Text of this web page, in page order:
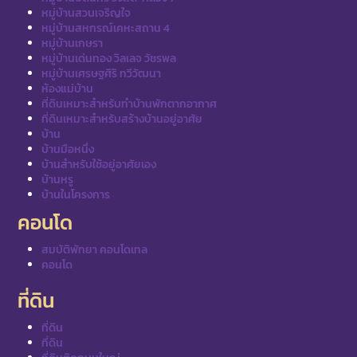
หมู่บ้านสวนเจริญใจ
หมู่บ้านสหกรณ์เคหะสถาน 4
หมู่บ้านเกษรา
หมู่บ้านเด่นทอง วิลเลจ วัชรพล
หมู่บ้านเศรษฐศิริ ทวีวัฒนา
ห้องแม่บ้าน
ที่ดินเหมาะสำหรับทำบ้านพักตากอากาศ
ที่ดินเหมาะสำหรับสร้างบ้านอยู่อาศัย
บ้าน
บ้านมือหนึ่ง
บ้านสำหรับใช้อยู่อาศัยเอง
บ้านหรู
บ้านในโครงการ
คอนโด
สมบัติพัทยา คอนโดเทล
คอนโด
ที่ดิน
ที่ดิน
ที่ดิน